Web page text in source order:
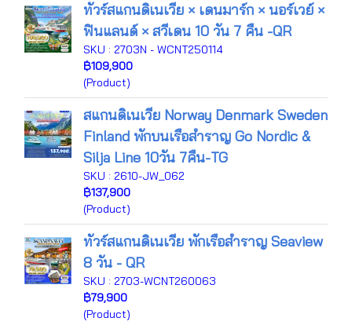
ทัวร์สแกนดิเนเวีย × เดนมาร์ก × นอร์เวย์ ×
ฟินแลนด์ × สวีเดน 10 วัน 7 คืน -QR
SKU : 2703N - WCNT250114
฿109,900
(Product)
สแกนดิเนเวีย Norway Denmark Sweden
Finland พักบนเรือสำราญ Go Nordic &
Silja Line 10วัน 7คืน-TG
SKU : 2610-JW_062
฿137,900
(Product)
ทัวร์สแกนดิเนเวีย พักเรือสำราญ Seaview
8 วัน - QR
SKU : 2703-WCNT260063
฿79,900
(Product)